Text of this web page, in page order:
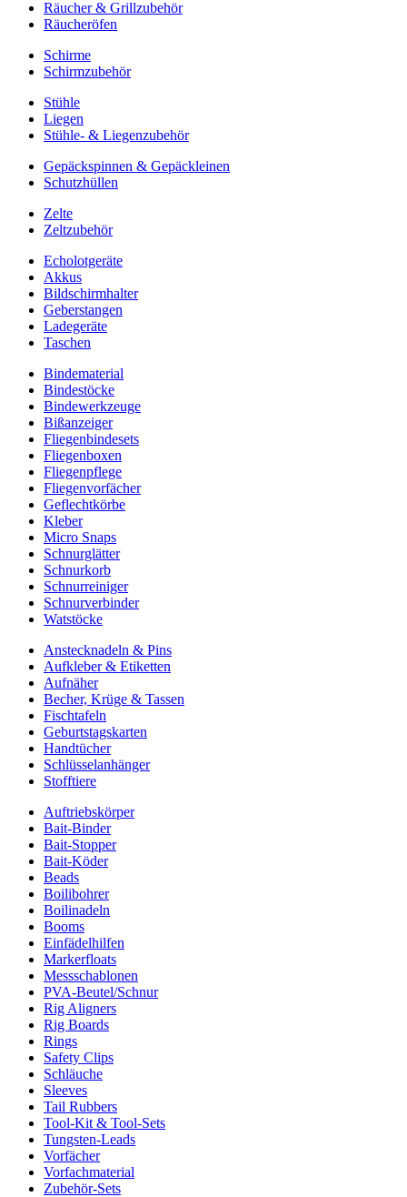
Räucher & Grillzubehör
Räucheröfen
Schirme
Schirmzubehör
Stühle
Liegen
Stühle- & Liegenzubehör
Gepäckspinnen & Gepäckleinen
Schutzhüllen
Zelte
Zeltzubehör
Echolotgeräte
Akkus
Bildschirmhalter
Geberstangen
Ladegeräte
Taschen
Bindematerial
Bindestöcke
Bindewerkzeuge
Bißanzeiger
Fliegenbindesets
Fliegenboxen
Fliegenpflege
Fliegenvorfächer
Geflechtkörbe
Kleber
Micro Snaps
Schnurglätter
Schnurkorb
Schnurreiniger
Schnurverbinder
Watstöcke
Anstecknadeln & Pins
Aufkleber & Etiketten
Aufnäher
Becher, Krüge & Tassen
Fischtafeln
Geburtstagskarten
Handtücher
Schlüsselanhänger
Stofftiere
Auftriebskörper
Bait-Binder
Bait-Stopper
Bait-Köder
Beads
Boilibohrer
Boilinadeln
Booms
Einfädelhilfen
Markerfloats
Messschablonen
PVA-Beutel/Schnur
Rig Aligners
Rig Boards
Rings
Safety Clips
Schläuche
Sleeves
Tail Rubbers
Tool-Kit & Tool-Sets
Tungsten-Leads
Vorfächer
Vorfachmaterial
Zubehör-Sets